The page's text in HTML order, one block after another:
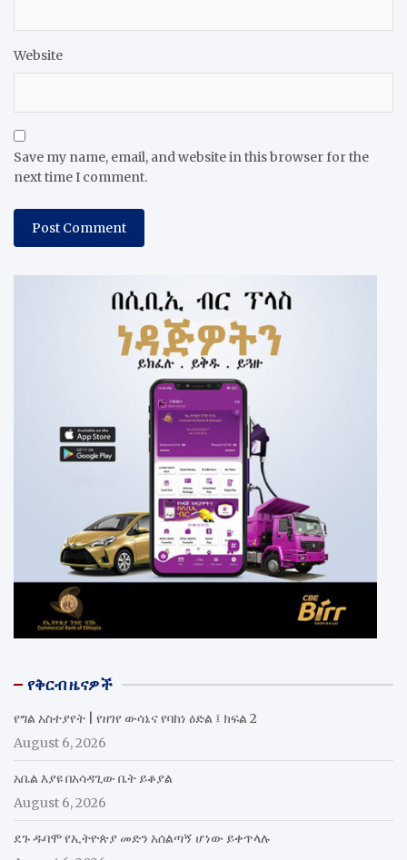
Website
Save my name, email, and website in this browser for the
next time I comment.
የቅርብ ዜናዎች
የግል አስተያየት | የዘገየ ውሳኔና የባከነ ዕድል ፤ ክፍል 2
August 6, 2026
አቤል እያዩ በአሳዳጊው ቤት ይቆያል
August 6, 2026
ደጉ ዱባሞ የኢትዮጵያ መድን አሰልጣኝ ሆነው ይቀጥላሉ